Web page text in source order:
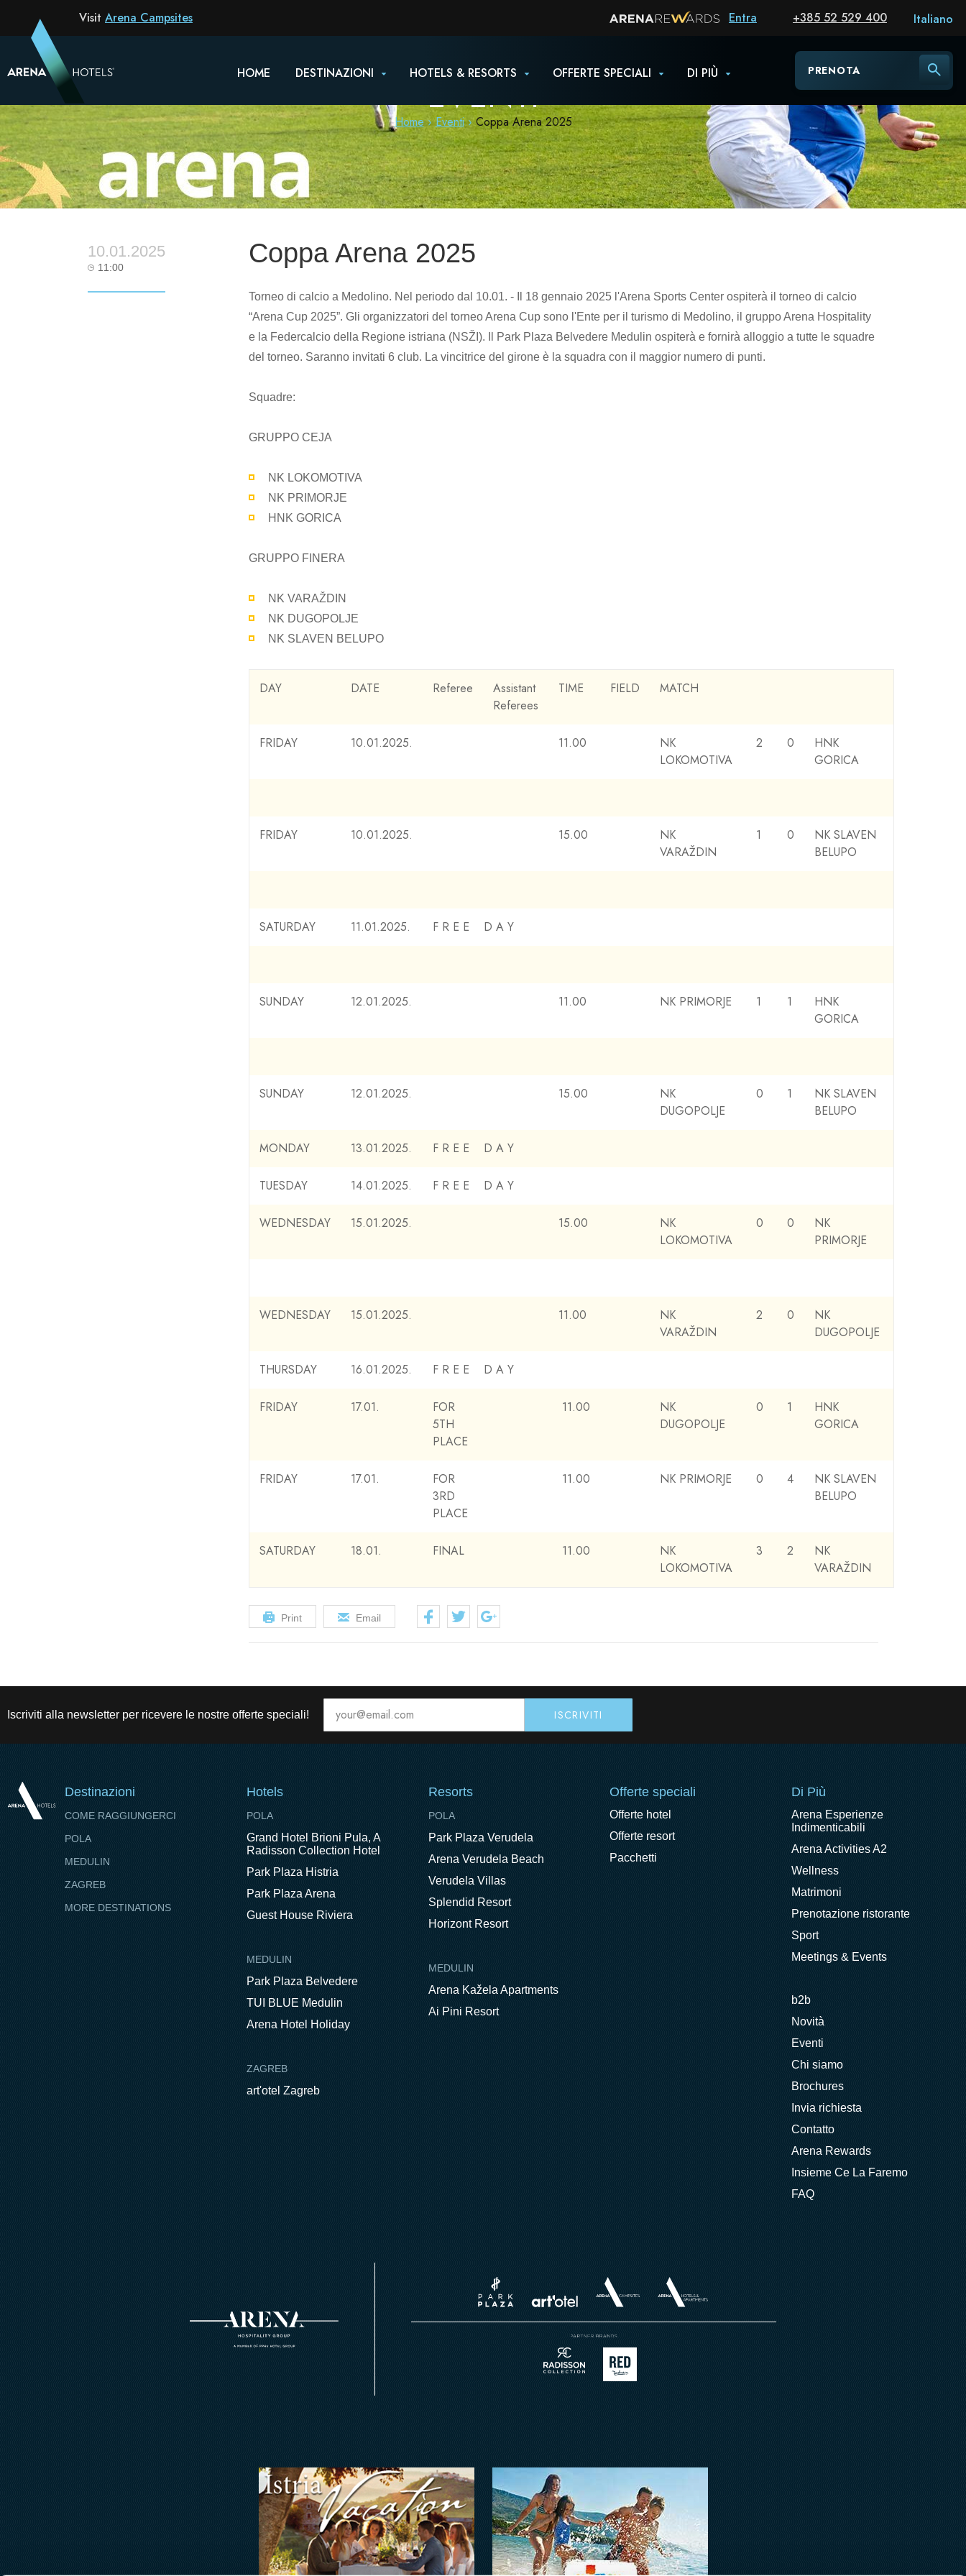
Visit Arena Campsites Entra +385 52 529 400
HOME DESTINAZIONI HOTELS & RESORTS OFFERTE SPECIALI DI PIÙ PRENOTA
Italiano
EVENTI
Home Eventi Coppa Arena 2025
10.01.2025
11:00 Coppa Arena 2025
Torneo di calcio a Medolino. Nel periodo dal 10.01. - Il 18 gennaio 2025 l'Arena Sports Center ospiterà il torneo di calcio
“Arena Cup 2025”. Gli organizzatori del torneo Arena Cup sono l'Ente per il turismo di Medolino, il gruppo Arena Hospitality
e la Federcalcio della Regione istriana (NSŽI). Il Park Plaza Belvedere Medulin ospiterà e fornirà alloggio a tutte le squadre
del torneo. Saranno invitati 6 club. La vincitrice del girone è la squadra con il maggior numero di punti.
Squadre:
GRUPPO CEJA
NK LOKOMOTIVA
NK PRIMORJE
HNK GORICA
GRUPPO FINERA
NK VARAŽDIN
NK DUGOPOLJE
NK SLAVEN BELUPO
DAY DATE Referee
Assistant
Referees
TIME FIELD MATCH
FRIDAY 10.01.2025. 11.00
NK
LOKOMOTIVA
2 0
HNK
GORICA
FRIDAY 10.01.2025. 15.00
NK
VARAŽDIN
1 0
NK SLAVEN
BELUPO
SATURDAY 11.01.2025. F R E E D A Y
SUNDAY 12.01.2025. 11.00 NK PRIMORJE 1 1
HNK
GORICA
SUNDAY 12.01.2025. 15.00
NK
DUGOPOLJE
0 1
NK SLAVEN
BELUPO
MONDAY 13.01.2025. F R E E D A Y
TUESDAY 14.01.2025. F R E E D A Y
WEDNESDAY 15.01.2025. 15.00
NK
LOKOMOTIVA
0 0
NK
PRIMORJE
WEDNESDAY 15.01.2025. 11.00
NK
VARAŽDIN
2 0
NK
DUGOPOLJE
THURSDAY 16.01.2025. F R E E D A Y
FRIDAY 17.01.
FOR
5TH
PLACE
11.00
NK
DUGOPOLJE
0 1
HNK
GORICA
FRIDAY 17.01.
FOR
3RD
PLACE
11.00 NK PRIMORJE 0 4
NK SLAVEN
BELUPO
SATURDAY 18.01. FINAL 11.00
NK
LOKOMOTIVA
3 2
NK
VARAŽDIN
Print Email
Iscriviti alla newsletter per ricevere le nostre offerte speciali!
Destinazioni
COME RAGGIUNGERCI
POLA
MEDULIN
ZAGREB
MORE DESTINATIONS
Hotels
POLA
Grand Hotel Brioni Pula, A
Radisson Collection Hotel
Park Plaza Histria
Park Plaza Arena
Guest House Riviera
MEDULIN
Park Plaza Belvedere
TUI BLUE Medulin
Arena Hotel Holiday
ZAGREB
art'otel Zagreb
Resorts
POLA
Park Plaza Verudela
Arena Verudela Beach
Verudela Villas
Splendid Resort
Horizont Resort
MEDULIN
Arena Kažela Apartments
Ai Pini Resort
Offerte speciali
Offerte hotel
Offerte resort
Pacchetti
Di Più
Arena Esperienze
Indimenticabili
Arena Activities A2
Wellness
Matrimoni
Prenotazione ristorante
Sport
Meetings & Events
b2b
Novità
Eventi
Chi siamo
Brochures
Invia richiesta
Contatto
Arena Rewards
Insieme Ce La Faremo
FAQ